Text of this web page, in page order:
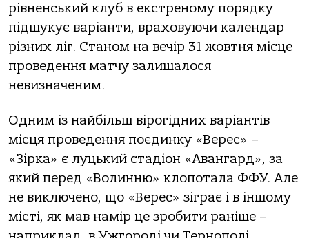
рівненський клуб в екстреному порядку
підшукує варіанти, враховуючи календар
різних ліг. Станом на вечір 31 жовтня місце
проведення матчу залишалося
невизначеним.
Одним із найбільш вірогідних варіантів
місця проведення поєдинку «Верес» –
«Зірка» є луцький стадіон «Авангард», за
який перед «Волинню» клопотала ФФУ. Але
не виключено, що «Верес» зіграє і в іншому
місті, як мав намір це зробити раніше –